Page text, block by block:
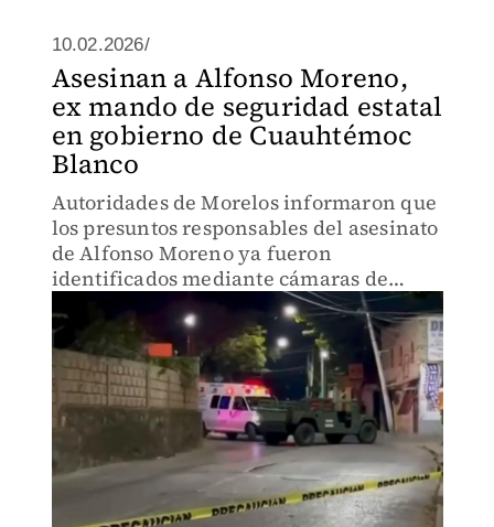
10.02.2026/
Asesinan a Alfonso Moreno,
ex mando de seguridad estatal
en gobierno de Cuauhtémoc
Blanco
Autoridades de Morelos informaron que
los presuntos responsables del asesinato
de Alfonso Moreno ya fueron
identificados mediante cámaras de
videovigilancia.